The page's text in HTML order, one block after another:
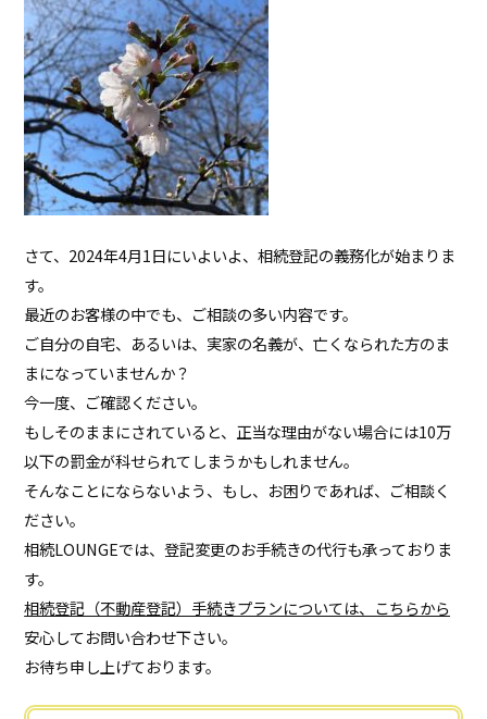
さて、2024年4月1日にいよいよ、相続登記の義務化が始まりま
す。
最近のお客様の中でも、ご相談の多い内容です。
ご自分の自宅、あるいは、実家の名義が、亡くなられた方のま
まになっていませんか？
今一度、ご確認ください。
もしそのままにされていると、正当な理由がない場合には10万
以下の罰金が科せられてしまうかもしれません。
そんなことにならないよう、もし、お困りであれば、ご相談く
ださい。
相続LOUNGEでは、登記変更のお手続きの代行も承っておりま
す。
相続登記（不動産登記）手続きプランについては、こちらから
安心してお問い合わせ下さい。
お待ち申し上げております。